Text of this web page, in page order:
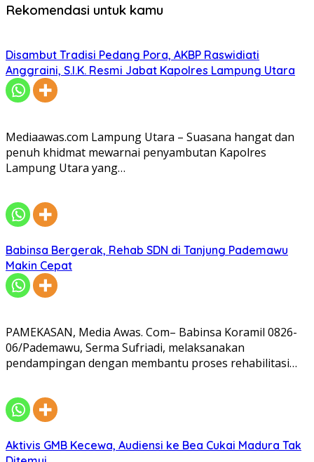
Rekomendasi untuk kamu
Disambut Tradisi Pedang Pora, AKBP Raswidiati
Anggraini, S.I.K. Resmi Jabat Kapolres Lampung Utara
Mediaawas.com Lampung Utara – Suasana hangat dan
penuh khidmat mewarnai penyambutan Kapolres
Lampung Utara yang…
Babinsa Bergerak, Rehab SDN di Tanjung Pademawu
Makin Cepat
PAMEKASAN, Media Awas. Com– Babinsa Koramil 0826-
06/Pademawu, Serma Sufriadi, melaksanakan
pendampingan dengan membantu proses rehabilitasi…
Aktivis GMB Kecewa, Audiensi ke Bea Cukai Madura Tak